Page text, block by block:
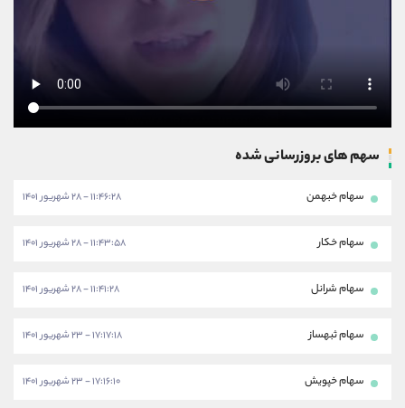
سهم های بروزرسانی شده
سهام خبهمن ۱۱:۴۶:۲۸ - ۲۸ شهریور ۱۴۰۱
سهام خکار ۱۱:۴۳:۵۸ - ۲۸ شهریور ۱۴۰۱
سهام شرانل ۱۱:۴۱:۲۸ - ۲۸ شهریور ۱۴۰۱
سهام ثبهساز ۱۷:۱۷:۱۸ - ۲۳ شهریور ۱۴۰۱
سهام خپویش ۱۷:۱۶:۱۰ - ۲۳ شهریور ۱۴۰۱